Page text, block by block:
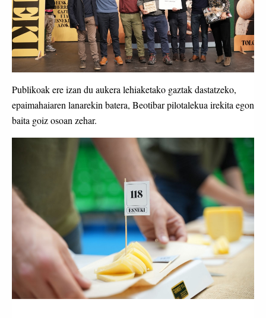
Publikoak ere izan du aukera lehiaketako gaztak dastatzeko,
epaimahaiaren lanarekin batera, Beotibar pilotalekua irekita egon
baita goiz osoan zehar.